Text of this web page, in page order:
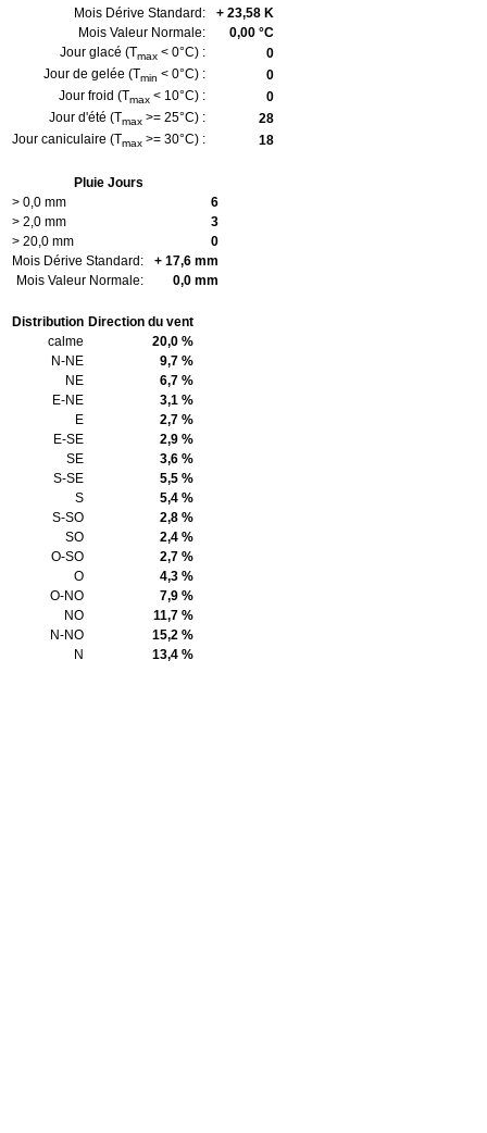
Mois Dérive Standard:
+ 23,58 K
Mois Valeur Normale:
0,00 °C
Jour glacé (Tmax < 0°C) :
0
Jour de gelée (Tmin < 0°C) :
0
Jour froid (Tmax < 10°C) :
0
Jour d'été (Tmax >= 25°C) :
28
Jour caniculaire (Tmax >= 30°C) : 18
Pluie Jours
> 0,0 mm
6
> 2,0 mm
3
> 20,0 mm
0
Mois Dérive Standard:
+ 17,6 mm
Mois Valeur Normale:
0,0 mm
Distribution Direction du vent
calme
20,0 %
N-NE
9,7 %
NE
6,7 %
E-NE
3,1 %
E
2,7 %
E-SE
2,9 %
SE
3,6 %
S-SE
5,5 %
S
5,4 %
S-SO
2,8 %
SO
2,4 %
O-SO
2,7 %
O
4,3 %
O-NO
7,9 %
NO
11,7 %
N-NO
15,2 %
N
13,4 %